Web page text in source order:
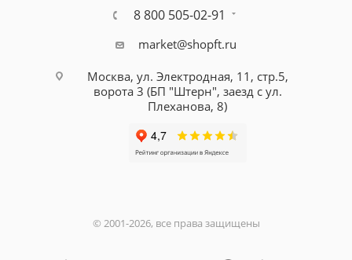
8 800 505-02-91
market@shopft.ru
Москва, ул. Электродная, 11, стр.5,
ворота 3 (БП "Штерн", заезд с ул.
Плеханова, 8)
© 2001-2026, все права защищены